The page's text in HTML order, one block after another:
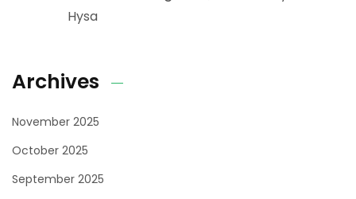
Hysa
Archives
November 2025
October 2025
September 2025